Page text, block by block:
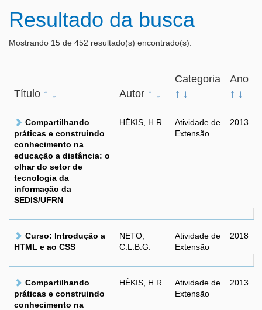
Resultado da busca
Mostrando 15 de 452 resultado(s) encontrado(s).
Título ↑ ↓ Autor ↑ ↓
Categoria
↑ ↓
Ano
↑ ↓
Compartilhando
práticas e construindo
conhecimento na
educação a distância: o
olhar do setor de
tecnologia da
informação da
SEDIS/UFRN
HÉKIS, H.R.
Atividade de
Extensão
2013
Curso: Introdução a
HTML e ao CSS
NETO,
C.L.B.G.
Atividade de
Extensão
2018
Compartilhando
práticas e construindo
conhecimento na
HÉKIS, H.R.
Atividade de
Extensão
2013